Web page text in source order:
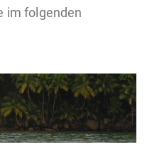
im folgenden